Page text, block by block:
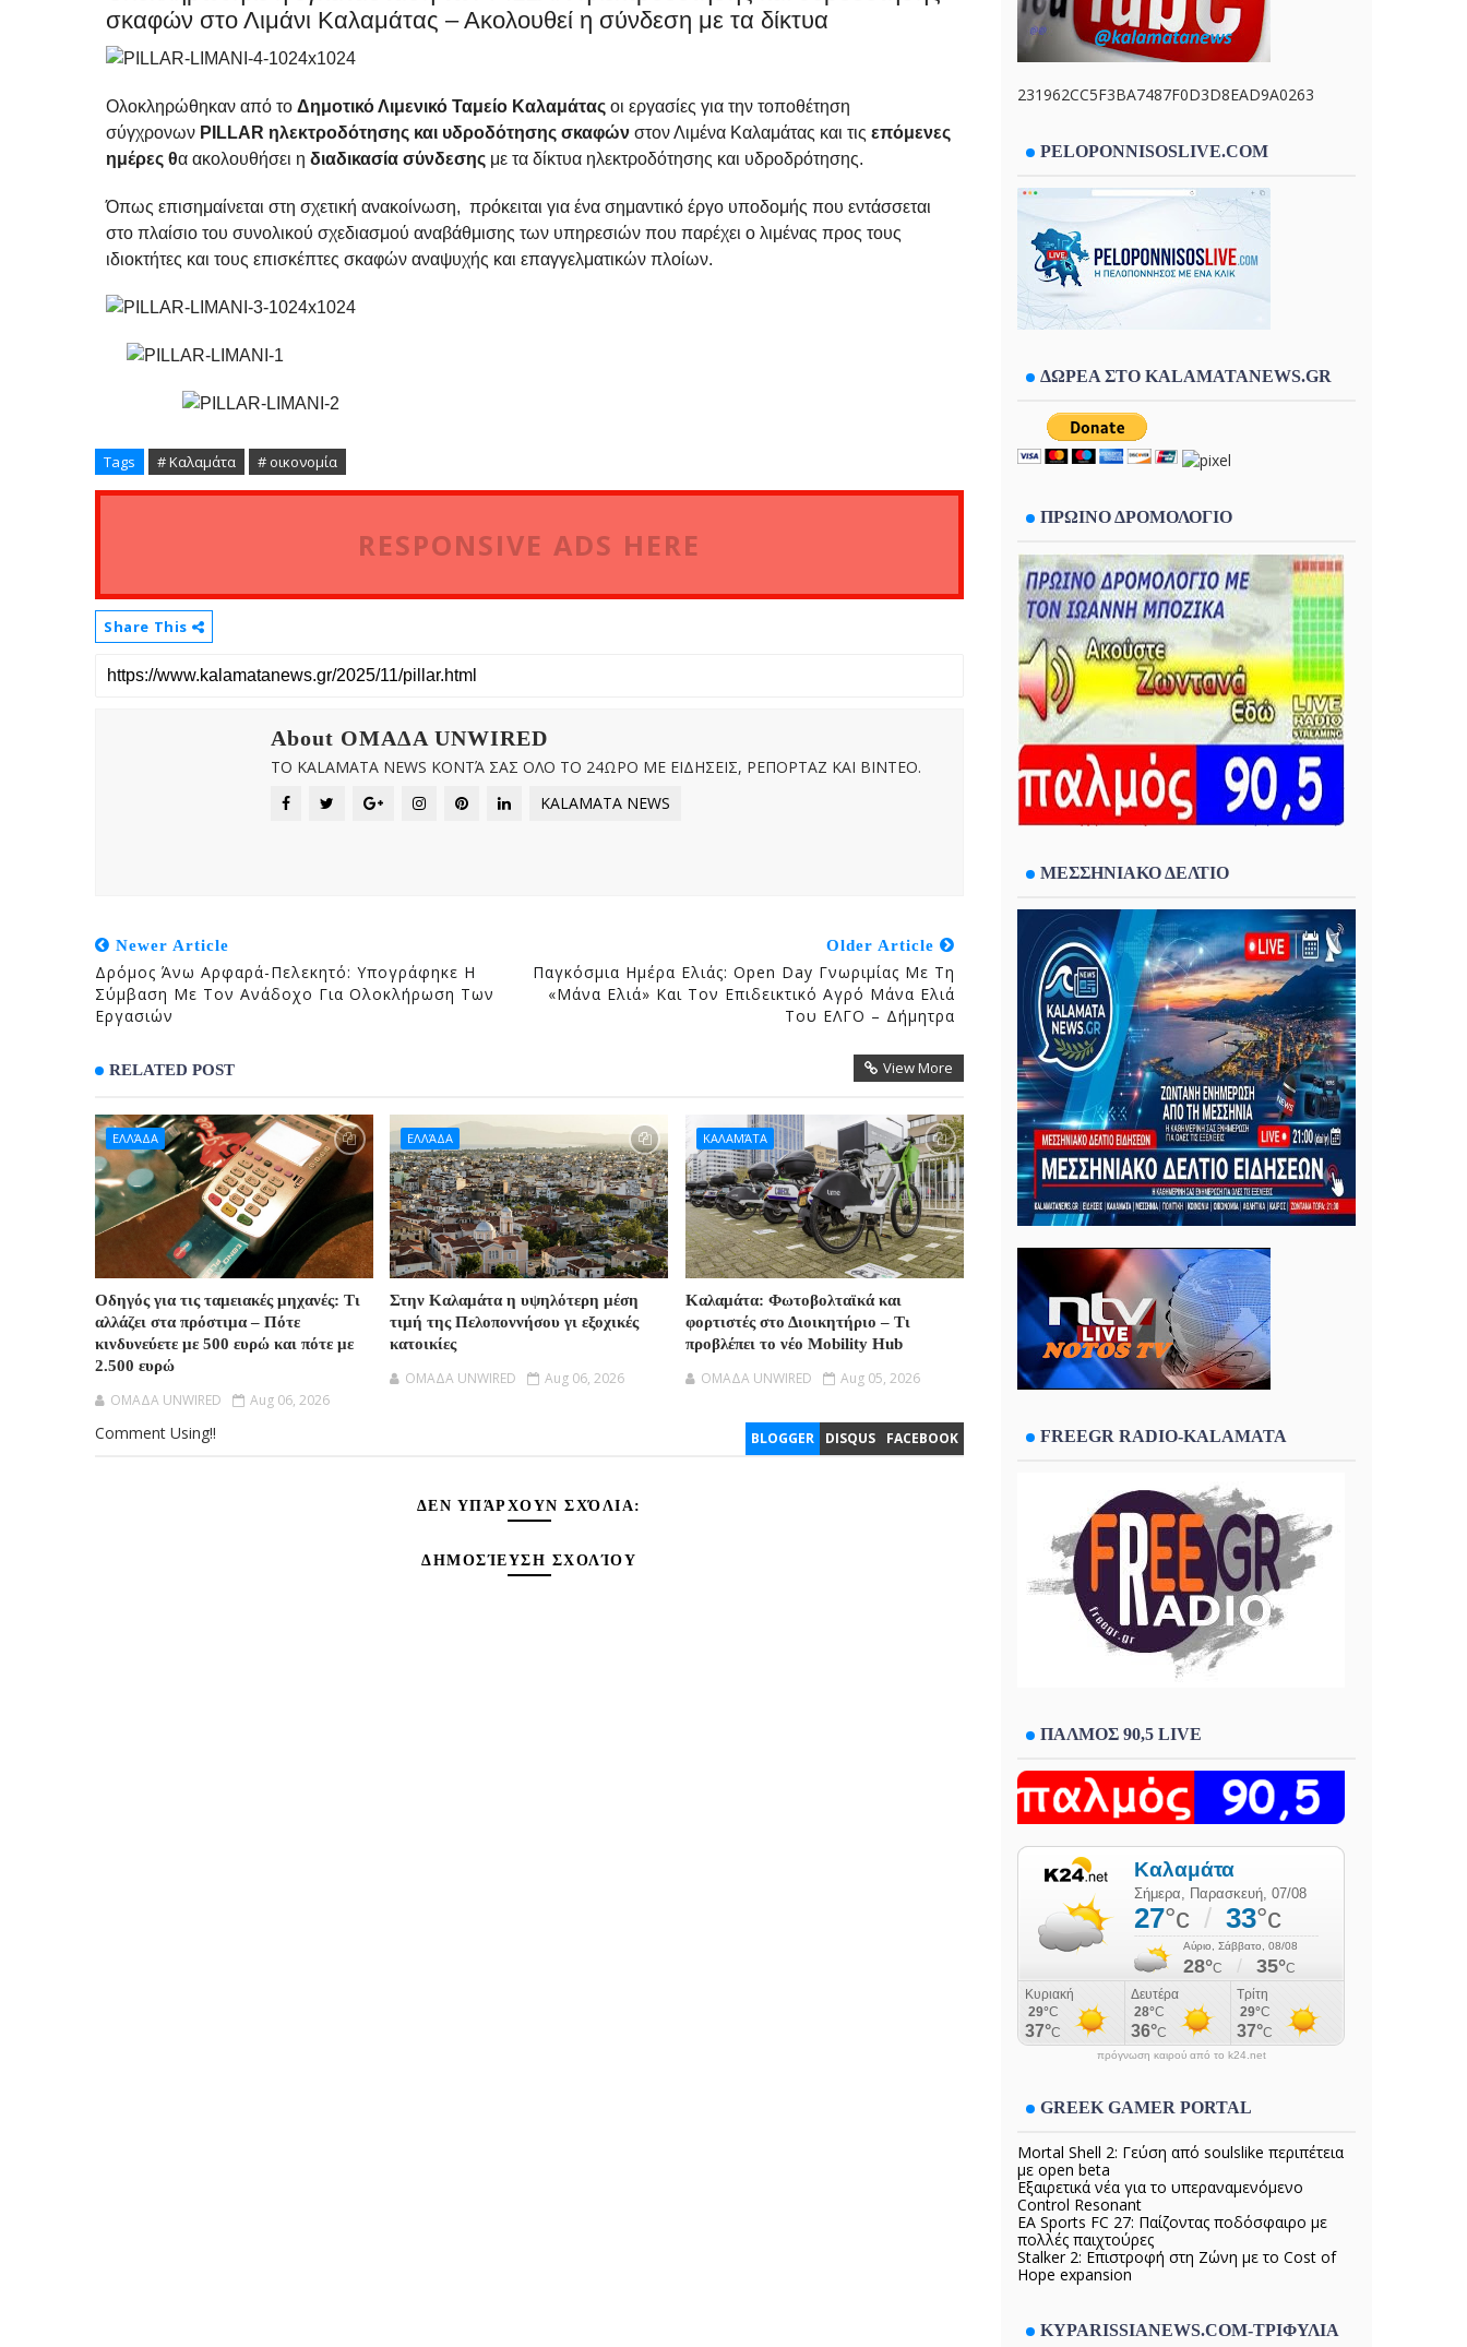
σκαφών στο Λιμάνι Καλαμάτας – Ακολουθεί η σύνδεση με τα δίκτυα
Ολοκληρώθηκαν από το Δημοτικό Λιμενικό Ταμείο Καλαμάτας οι εργασίες για την τοποθέτηση
σύγχρονων PILLAR ηλεκτροδότησης και υδροδότησης σκαφών στον Λιμένα Καλαμάτας και τις επόμενες
ημέρες θα ακολουθήσει η διαδικασία σύνδεσης με τα δίκτυα ηλεκτροδότησης και υδροδρότησης.
Όπως επισημαίνεται στη σχετική ανακοίνωση, πρόκειται για ένα σημαντικό έργο υποδομής που εντάσσεται
στο πλαίσιο του συνολικού σχεδιασμού αναβάθμισης των υπηρεσιών που παρέχει ο λιμένας προς τους
ιδιοκτήτες και τους επισκέπτες σκαφών αναψυχής και επαγγελματικών πλοίων.
Tags # Καλαμάτα # οικονομία
RESPONSIVE ADS HERE
Share This
About OMAΔΑ UNWIRED
ΤΟ KALAMATA NEWS ΚΟΝΤΆ ΣΑΣ ΟΛΟ ΤΟ 24ΩΡΟ ΜΕ ΕΙΔΗΣΕΙΣ, ΡΕΠΟΡΤΑΖ ΚΑΙ ΒΙΝΤΕΟ.
KALAMATA NEWS
Newer Article
Δρόμος Άνω Αρφαρά-Πελεκητό: Υπογράφηκε Η
Σύμβαση Με Τον Ανάδοχο Για Ολοκλήρωση Των
Εργασιών
Older Article
Παγκόσμια Ημέρα Ελιάς: Open Day Γνωριμίας Με Τη
«Μάνα Ελιά» Και Τον Επιδεικτικό Αγρό Μάνα Ελιά
Του ΕΛΓΟ – Δήμητρα
RELATED POST View More
ΕΛΛΆΔΑ
Οδηγός για τις ταμειακές μηχανές: Τι
αλλάζει στα πρόστιμα – Πότε
κινδυνεύετε με 500 ευρώ και πότε με
2.500 ευρώ
OMAΔΑ UNWIRED Aug 06, 2026
ΕΛΛΆΔΑ
Στην Καλαμάτα η υψηλότερη μέση
τιμή της Πελοποννήσου γι εξοχικές
κατοικίες
OMAΔΑ UNWIRED Aug 06, 2026
ΚΑΛΑΜΆΤΑ
Καλαμάτα: Φωτοβολταϊκά και
φορτιστές στο Διοικητήριο – Τι
προβλέπει το νέο Mobility Hub
OMAΔΑ UNWIRED Aug 05, 2026
BLOGGER DISQUS FACEBOOK
Comment Using!!
ΔΕΝ ΥΠΆΡΧΟΥΝ ΣΧΌΛΙΑ:
ΔΗΜΟΣΊΕΥΣΗ ΣΧΟΛΊΟΥ
231962CC5F3BA7487F0D3D8EAD9A0263
PELOPONNISOSLIVE.COM
ΔΩΡΕΑ ΣΤΟ KALAMATANEWS.GR
ΠΡΩΙΝΟ ΔΡΟΜΟΛΟΓΙΟ
ΜΕΣΣΗΝΙΑΚΟ ΔΕΛΤΙΟ
FREEGR RADIO-KALAMATA
ΠΑΛΜΟΣ 90,5 LIVE
πρόγνωση καιρού από το k24.net
GREEK GAMER PORTAL
Mortal Shell 2: Γεύση από soulslike περιπέτεια
με open beta
Εξαιρετικά νέα για το υπεραναμενόμενο
Control Resonant
EA Sports FC 27: Παίζοντας ποδόσφαιρο με
πολλές παιχτούρες
Stalker 2: Επιστροφή στη Ζώνη με το Cost of
Hope expansion
KYPARISSIANEWS.COM-ΤΡΙΦΥΛΙΑ